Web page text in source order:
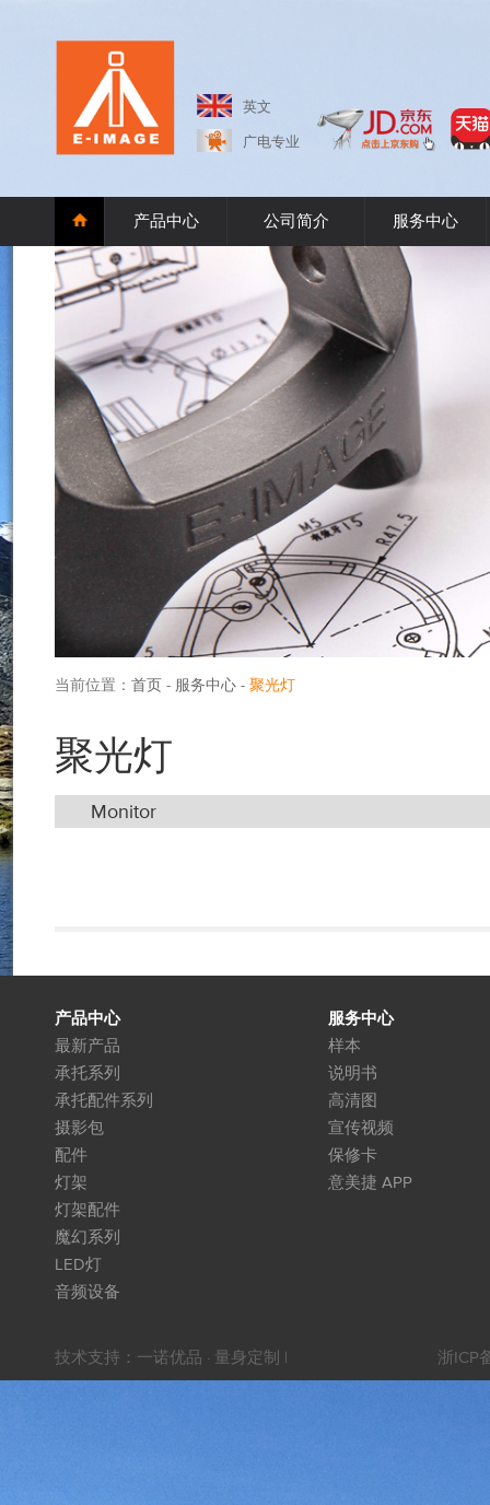
英文
广电专业
产品中心 公司简介 服务中心
当前位置： 首页 - 服务中心 - 聚光灯
聚光灯
Monitor
产品中心
最新产品
承托系列
承托配件系列
摄影包
配件
灯架
灯架配件
魔幻系列
LED灯
音频设备
服务中心
样本
说明书
高清图
宣传视频
保修卡
意美捷 APP
技术支持： 一诺优品 · 量身定制 | 浙ICP